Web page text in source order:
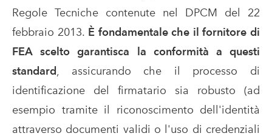
Regole Tecniche contenute nel DPCM del 22
febbraio 2013. È fondamentale che il fornitore di
FEA scelto garantisca la conformità a questi
standard
, assicurando che il processo di
identificazione del firmatario sia robusto (ad
esempio tramite il riconoscimento dell'identità
attraverso documenti validi o l'uso di credenziali